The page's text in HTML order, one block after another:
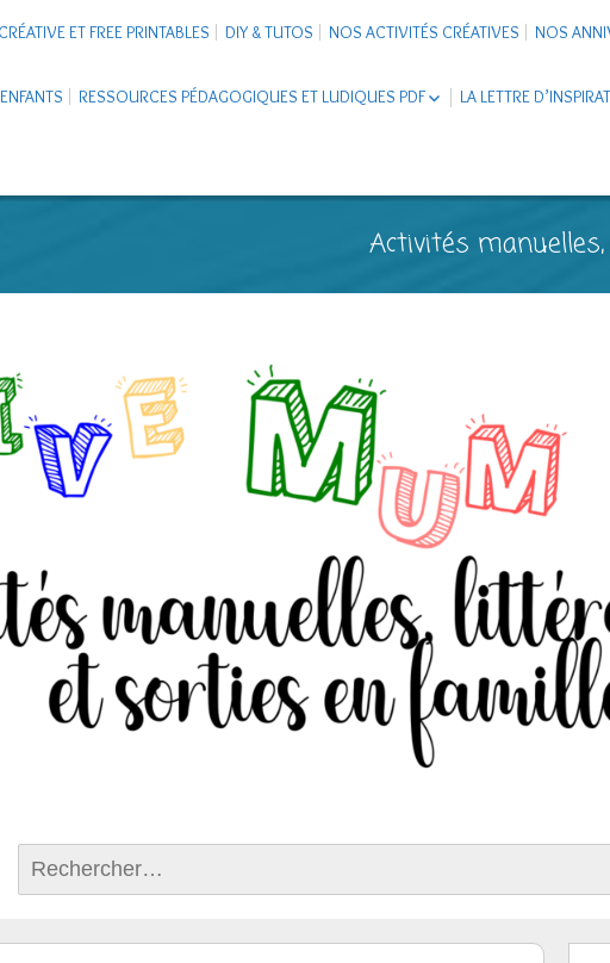
ET FREE PRINTABLES DIY & TUTOS NOS ACTIVITÉS CRÉATIVES NOS
RESSOURCES PÉDAGOGIQUES ET LUDIQUES PDF
CARNETS DE VOYAGE ENFANTS
LA LETTRE
Activités